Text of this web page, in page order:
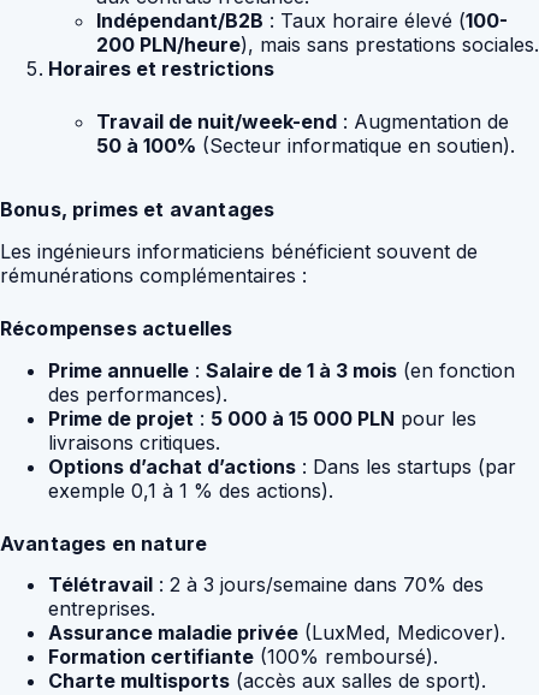
Indépendant/B2B : Taux horaire élevé (100-
200 PLN/heure), mais sans prestations sociales.
Horaires et restrictions
Travail de nuit/week-end : Augmentation de
50 à 100% (Secteur informatique en soutien).
Bonus, primes et avantages
Les ingénieurs informaticiens bénéficient souvent de
rémunérations complémentaires :
Récompenses actuelles
Prime annuelle : Salaire de 1 à 3 mois (en fonction
des performances).
Prime de projet : 5 000 à 15 000 PLN pour les
livraisons critiques.
Options d’achat d’actions : Dans les startups (par
exemple 0,1 à 1 % des actions).
Avantages en nature
Télétravail : 2 à 3 jours/semaine dans 70% des
entreprises.
Assurance maladie privée (LuxMed, Medicover).
Formation certifiante (100% remboursé).
Charte multisports (accès aux salles de sport).